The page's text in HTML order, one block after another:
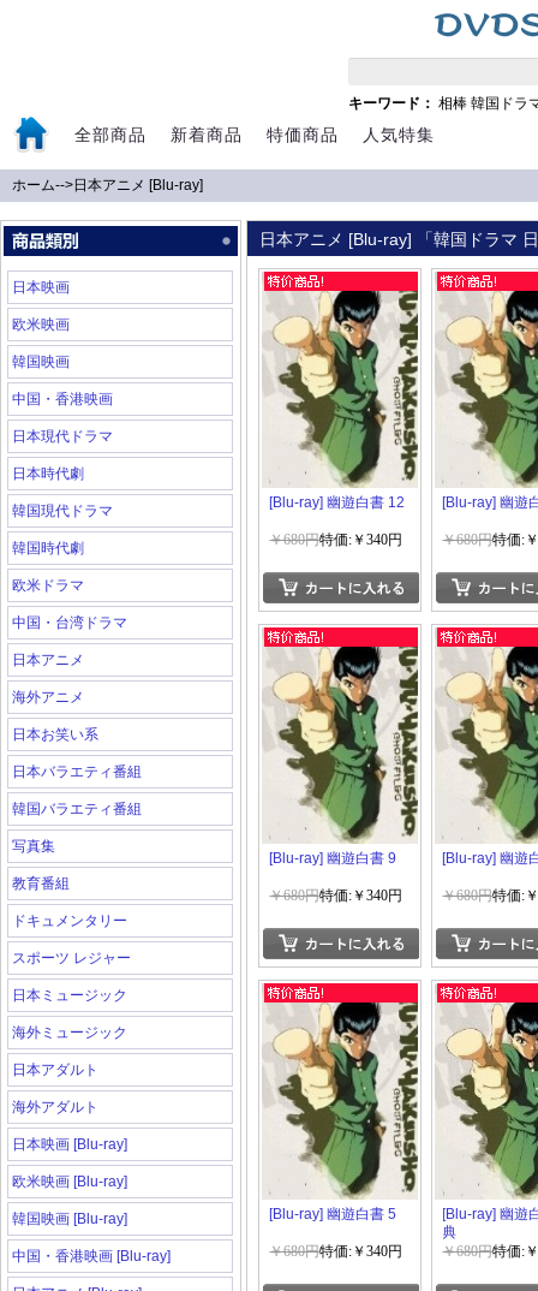
キーワード： 相棒 韓国ドラ
全部商品 新着商品 特価商品 人気特集
ホーム-->日本アニメ [Blu-ray]
日本映画
欧米映画
韓国映画
中国・香港映画
日本現代ドラマ
日本時代劇
韓国現代ドラマ
韓国時代劇
欧米ドラマ
中国・台湾ドラマ
日本アニメ
海外アニメ
日本お笑い系
日本バラエティ番組
韓国バラエティ番組
写真集
教育番組
ドキュメンタリー
スポーツ レジャー
日本ミュージック
海外ミュージック
日本アダルト
海外アダルト
日本映画 [Blu-ray]
欧米映画 [Blu-ray]
韓国映画 [Blu-ray]
中国・香港映画 [Blu-ray]
日本アニメ [Blu-ray] 「韓国ドラマ
[Blu-ray] 幽遊白書 12
￥680円特価:￥340円
[Blu-ray] 幽遊
￥680円特価:
[Blu-ray] 幽遊白書 9
￥680円特価:￥340円
[Blu-ray] 幽遊
￥680円特価:
[Blu-ray] 幽遊白書 5
￥680円特価:￥340円
[Blu-ray] 幽遊
典
￥680円特価: